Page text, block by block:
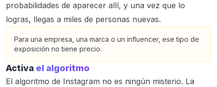
probabilidades de aparecer allí, y una vez que lo
logras, llegas a miles de personas nuevas.
Para una empresa, una marca o un influencer, ese tipo de
exposición no tiene precio.
Activa el algoritmo
El algoritmo de Instagram no es ningún misterio. La